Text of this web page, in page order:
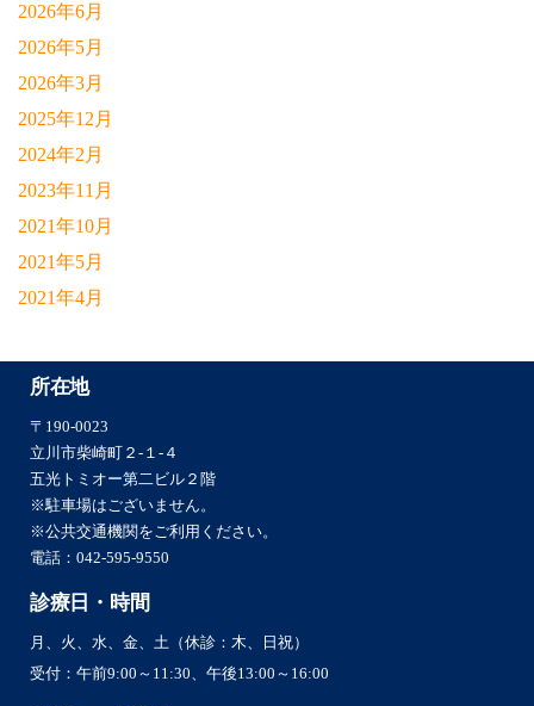
2026年6月
2026年5月
2026年3月
2025年12月
2024年2月
2023年11月
2021年10月
2021年5月
2021年4月
所在地
〒190-0023
立川市柴崎町２-１-４
五光トミオー第二ビル２階
※駐車場はございません。
※公共交通機関をご利用ください。
電話： 042-595-9550
診療日・時間
月、火、水、金、土（休診：木、日祝）
受付：午前9:00～11:30、午後13:00～16:00